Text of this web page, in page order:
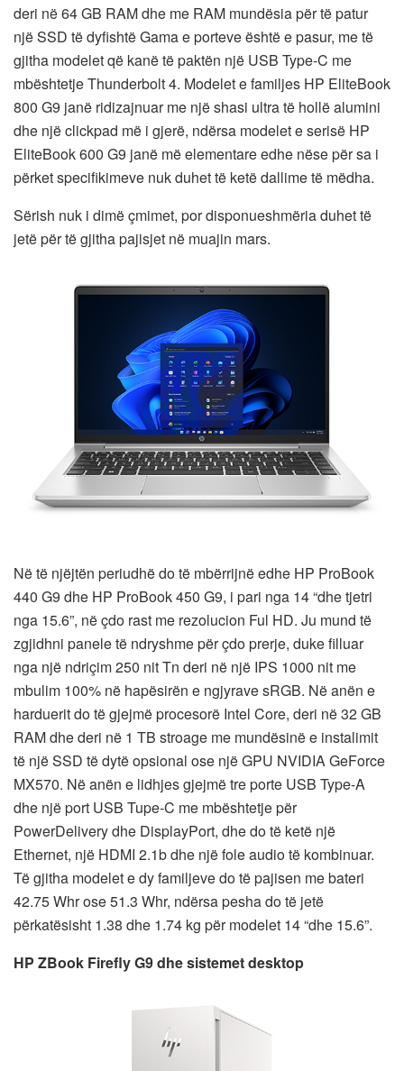
deri në 64 GB RAM dhe me RAM mundësia për të patur
një SSD të dyfishtë Gama e porteve është e pasur, me të
gjitha modelet që kanë të paktën një USB Type-C me
mbështetje Thunderbolt 4. Modelet e familjes HP EliteBook
800 G9 janë ridizajnuar me një shasi ultra të hollë alumini
dhe një clickpad më i gjerë, ndërsa modelet e serisë HP
EliteBook 600 G9 janë më elementare edhe nëse për sa i
përket specifikimeve nuk duhet të ketë dallime të mëdha.
Sërish nuk i dimë çmimet, por disponueshmëria duhet të
jetë për të gjitha pajisjet në muajin mars.
Në të njëjtën periudhë do të mbërrijnë edhe HP ProBook
440 G9 dhe HP ProBook 450 G9, i pari nga 14 “dhe tjetri
nga 15.6”, në çdo rast me rezolucion Ful HD. Ju mund të
zgjidhni panele të ndryshme për çdo prerje, duke filluar
nga një ndriçim 250 nit Tn deri në një IPS 1000 nit me
mbulim 100% në hapësirën e ngjyrave sRGB. Në anën e
harduerit do të gjejmë procesorë Intel Core, deri në 32 GB
RAM dhe deri në 1 TB stroage me mundësinë e instalimit
të një SSD të dytë opsional ose një GPU NVIDIA GeForce
MX570. Në anën e lidhjes gjejmë tre porte USB Type-A
dhe një port USB Tupe-C me mbështetje për
PowerDelivery dhe DisplayPort, dhe do të ketë një
Ethernet, një HDMI 2.1b dhe një fole audio të kombinuar.
Të gjitha modelet e dy familjeve do të pajisen me bateri
42.75 Whr ose 51.3 Whr, ndërsa pesha do të jetë
përkatësisht 1.38 dhe 1.74 kg për modelet 14 “dhe 15.6”.
HP ZBook Firefly G9 dhe sistemet desktop